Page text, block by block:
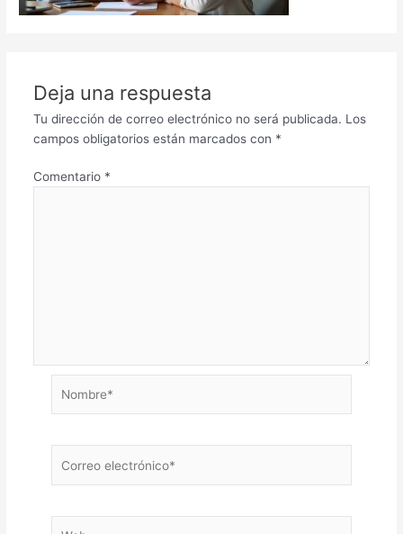
Deja una respuesta
Tu dirección de correo electrónico no será publicada. Los
campos obligatorios están marcados con *
Comentario *
electrónico*